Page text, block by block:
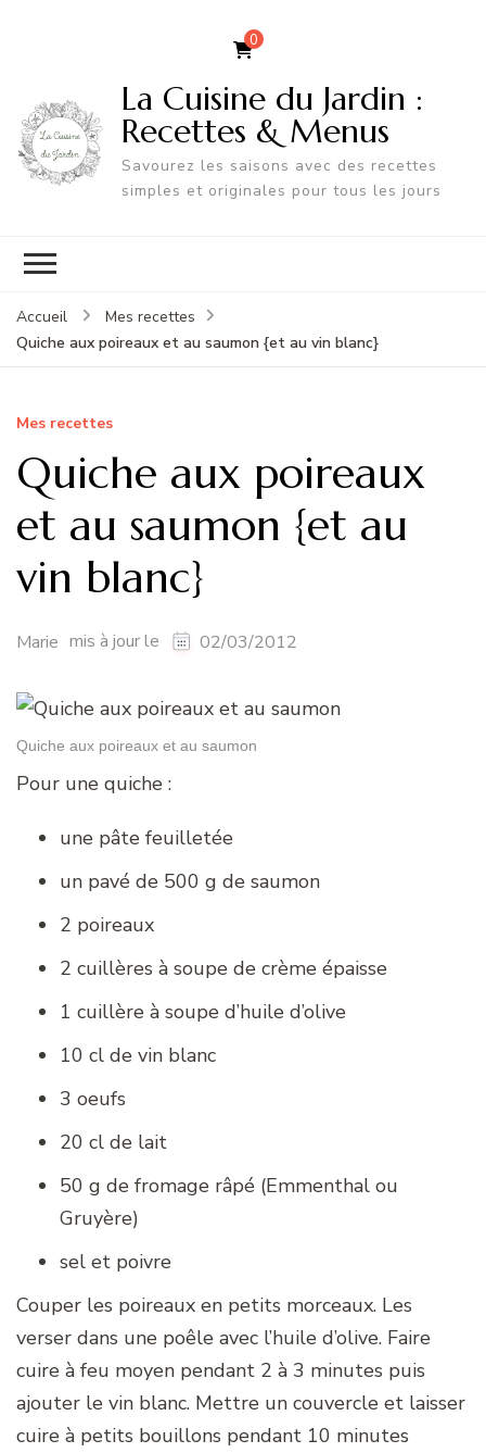
0
La Cuisine du Jardin :
Recettes & Menus
Savourez les saisons avec des recettes
simples et originales pour tous les jours
Accueil
Mes recettes
Quiche aux poireaux et au saumon {et au vin blanc}
Mes recettes
Quiche aux poireaux
et au saumon {et au
vin blanc}
Marie mis à jour le 02/03/2012
Quiche aux poireaux et au saumon
Pour une quiche :
une pâte feuilletée
un pavé de 500 g de saumon
2 poireaux
2 cuillères à soupe de crème épaisse
1 cuillère à soupe d’huile d’olive
10 cl de vin blanc
3 oeufs
20 cl de lait
50 g de fromage râpé (Emmenthal ou
Gruyère)
sel et poivre
Couper les poireaux en petits morceaux. Les
verser dans une poêle avec l’huile d’olive. Faire
cuire à feu moyen pendant 2 à 3 minutes puis
ajouter le vin blanc. Mettre un couvercle et laisser
cuire à petits bouillons pendant 10 minutes